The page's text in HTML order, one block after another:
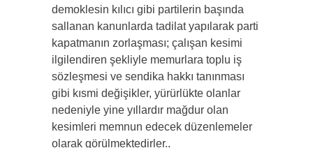
demoklesin kılıcı gibi partilerin başında
sallanan kanunlarda tadilat yapılarak parti
kapatmanın zorlaşması; çalışan kesimi
ilgilendiren şekliyle memurlara toplu iş
sözleşmesi ve sendika hakkı tanınması
gibi kısmi değişikler, yürürlükte olanlar
nedeniyle yine yıllardır mağdur olan
kesimleri memnun edecek düzenlemeler
olarak görülmektedirler..